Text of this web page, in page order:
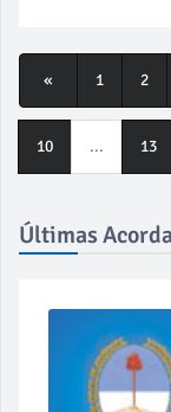
« 1 2
10 ... 13
Últimas